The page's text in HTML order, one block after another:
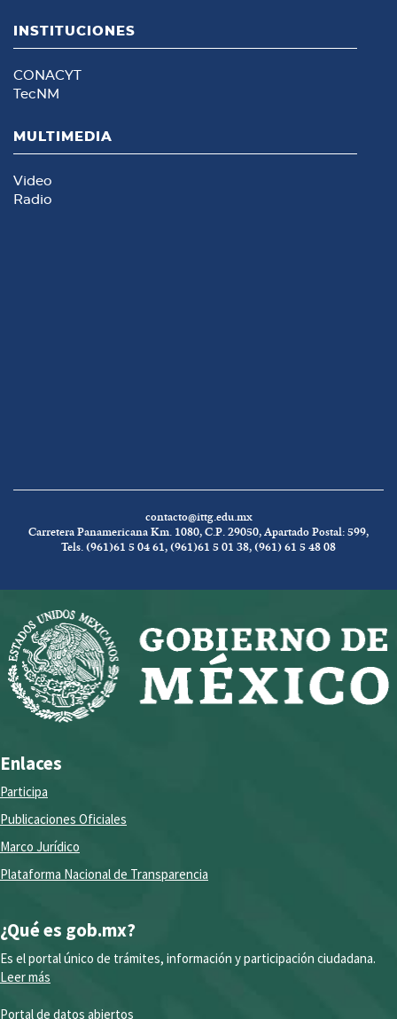
INSTITUCIONES
CONACYT
TecNM
MULTIMEDIA
Video
Radio
contacto@ittg.edu.mx
Carretera Panamericana Km. 1080, C.P. 29050, Apartado Postal: 599,
Tels. (961)61 5 04 61, (961)61 5 01 38, (961) 61 5 48 08
Enlaces
Participa
Publicaciones Oficiales
Marco Jurídico
Plataforma Nacional de Transparencia
¿Qué es gob.mx?
Es el portal único de trámites, información y participación ciudadana.
Leer más
Portal de datos abiertos